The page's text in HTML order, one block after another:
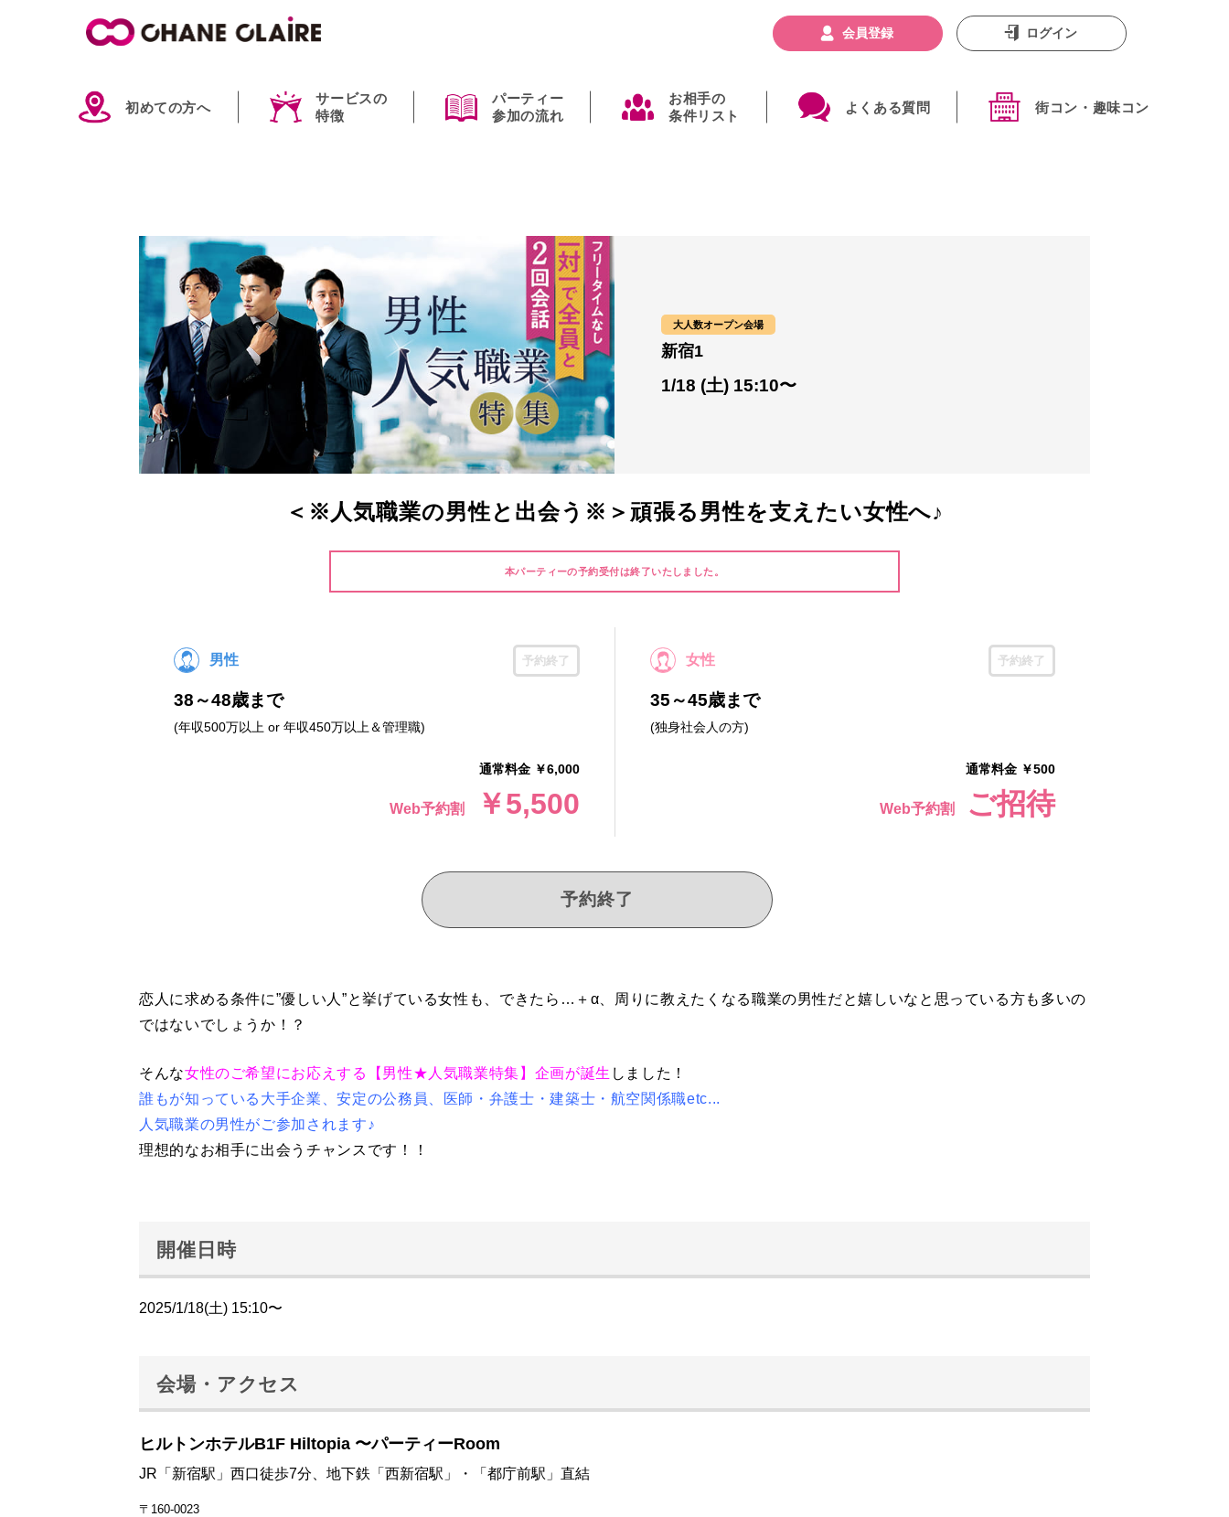
初めての方へ
サービスの
特徴
パーティー
参加の流れ
お相手の
条件リスト
よくある質問 街コン・趣味コン
会員登録 ログイン
1/18 (土) 15:10〜
大人数オープン会場
新宿1
＜※人気職業の男性と出会う※＞頑張る男性を支えたい女性へ♪
本パーティーの予約受付は終了いたしました。
男性 予約終了
38～48歳まで
(年収500万以上 or 年収450万以上＆管理職)
通常料金 ￥6,000
Web予約割 ￥5,500
女性 予約終了
35～45歳まで
(独身社会人の方)
通常料金 ￥500
Web予約割 ご招待
予約終了
恋人に求める条件に”優しい人”と挙げている女性も、できたら…＋α、周りに教えたくなる職業の男性だと嬉しいなと思っている方も多いの
ではないでしょうか！？
そんな女性のご希望にお応えする【男性★人気職業特集】企画が誕生 しました！
誰もが知っている大手企業、安定の公務員、医師・弁護士・建築士・航空関係職etc...
人気職業の男性がご参加されます♪
理想的なお相手に出会うチャンスです！！
開催日時
2025/1/18(土) 15:10〜
会場・アクセス
ヒルトンホテルB1F Hiltopia 〜パーティーRoom
JR「新宿駅」西口徒歩7分、地下鉄「西新宿駅」・「都庁前駅」直結
〒160-0023